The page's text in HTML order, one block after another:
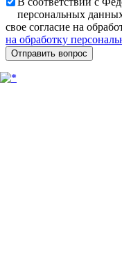
персональных
свое согласие на
на обработку